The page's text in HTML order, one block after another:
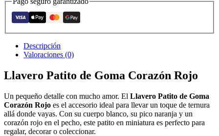
Descripción
Valoraciones (0)
Llavero Patito de Goma Corazón Rojo
Un pequeño detalle con mucho amor. El Llavero Patito de Goma
Corazón Rojo es el accesorio ideal para llevar un toque de ternura
allá donde vayas. Con su cuerpo blanco, su pico naranja y un
corazón rojo en el pecho, este patito en miniatura es perfecto para
regalar, decorar o coleccionar.